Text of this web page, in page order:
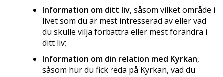
Information om ditt liv, såsom vilket område i
livet som du är mest intresserad av eller vad
du skulle vilja förbättra eller mest förändra i
ditt liv;
Information om din relation med Kyrkan,
såsom hur du fick reda på Kyrkan, vad du